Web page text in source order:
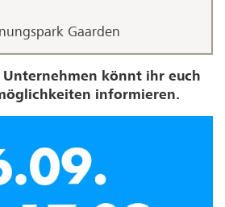
Gaarden
Unternehmen könnt ihr euch
informieren.